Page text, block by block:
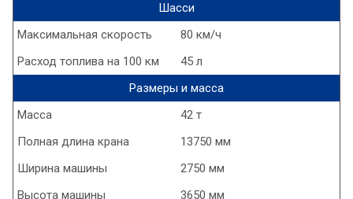
Шасси
Максимальная скорость
80 км/ч
Расход топлива на 100 км
45 л
Размеры и масса
Масса
42 т
Полная длина крана
13750 мм
Ширина машины
2750 мм
Высота машины
3650 мм